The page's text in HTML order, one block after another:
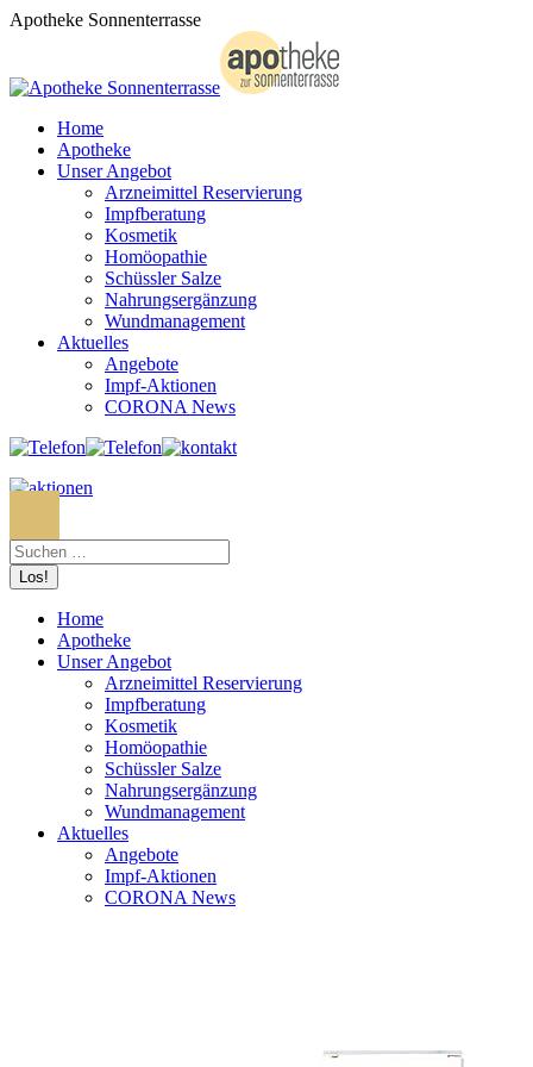
Zum
Apotheke Sonnenterrasse
Home
Apotheke
Unser Angebot
Arzneimittel Reservierung
Impfberatung
Kosmetik
Homöopathie
Schüssler Salze
Nahrungsergänzung
Wundmanagement
Aktuelles
Angebote
Impf-Aktionen
CORONA News
Home
Apotheke
Unser Angebot
Arzneimittel Reservierung
Impfberatung
Kosmetik
Homöopathie
Schüssler Salze
Nahrungsergänzung
Wundmanagement
Aktuelles
Angebote
Impf-Aktionen
CORONA News